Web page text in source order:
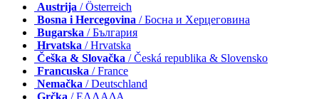
Austrija / Österreich
Bosna i Hercegovina / Босна и Херцеговина
Bugarska / България
Hrvatska / Hrvatska
Češka & Slovačka / Česká republika & Slovensko
Francuska / France
Nemačka / Deutschland